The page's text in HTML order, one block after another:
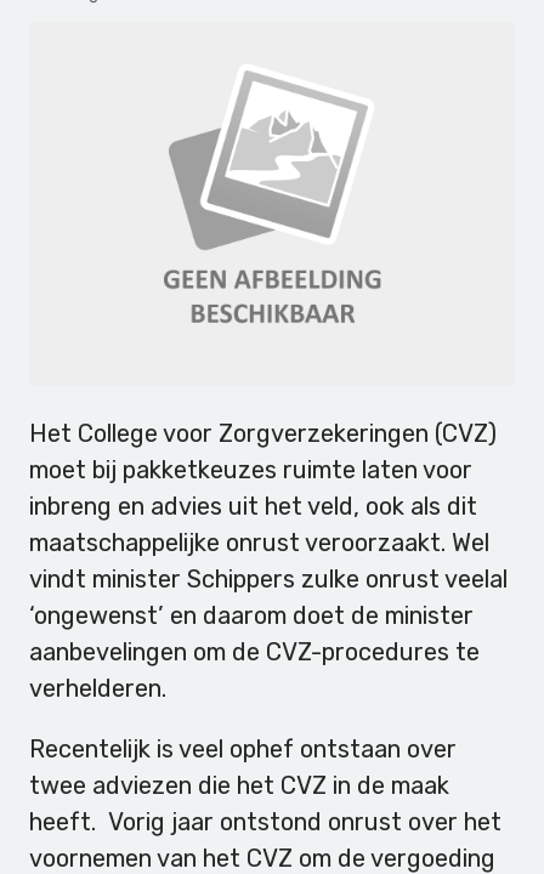
Het College voor Zorgverzekeringen (CVZ)
moet bij pakketkeuzes ruimte laten voor
inbreng en advies uit het veld, ook als dit
maatschappelijke onrust veroorzaakt. Wel
vindt minister Schippers zulke onrust veelal
‘ongewenst’ en daarom doet de minister
aanbevelingen om de CVZ-procedures te
verhelderen.
Recentelijk is veel ophef ontstaan over
twee adviezen die het CVZ in de maak
heeft. Vorig jaar ontstond onrust over het
voornemen van het CVZ om de vergoeding